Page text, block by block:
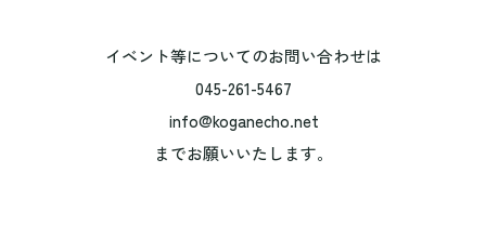
イベント等についてのお問い合わせは
045-261-5467
info@koganecho.net
までお願いいたします。